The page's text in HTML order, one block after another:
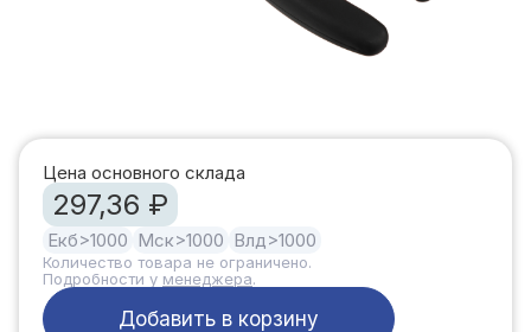
Цена основного склада
297,36 ₽
Екб>1000 Мск>1000 Влд >1000
Количество товара не ограничено.
Подробности у менеджера.
Добавить в корзину